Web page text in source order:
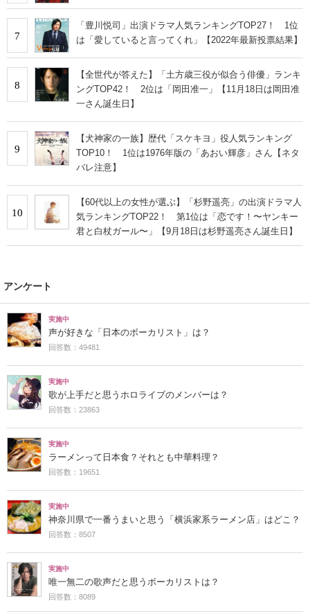
7
「豊川悦司」出演ドラマ人気ランキングTOP27！ 1位
は「愛していると言ってくれ」【2022年最新投票結果】
8
【全世代が答えた】「土方歳三役が似合う俳優」ランキ
ングTOP42！ 2位は「岡田准一」【11月18日は岡田准
一さん誕生日】
9
【犬神家の一族】歴代「スケキヨ」役人気ランキング
TOP10！ 1位は1976年版の「あおい輝彦」さん【ネタ
バレ注意】
10
【60代以上の女性が選ぶ】「杉野遥亮」の出演ドラマ人
気ランキングTOP22！ 第1位は「恋です！〜ヤンキー
君と白杖ガール〜」【9月18日は杉野遥亮さん誕生日】
アンケート
実施中
声が好きな「日本のボーカリスト」は？
回答数：49481
実施中
歌が上手だと思うホロライブのメンバーは？
回答数：23863
実施中
ラーメンって日本食？それとも中華料理？
回答数：19651
実施中
神奈川県で一番うまいと思う「横浜家系ラーメン店」はどこ？
回答数：8507
実施中
唯一無二の歌声だと思うボーカリストは？
回答数：8089